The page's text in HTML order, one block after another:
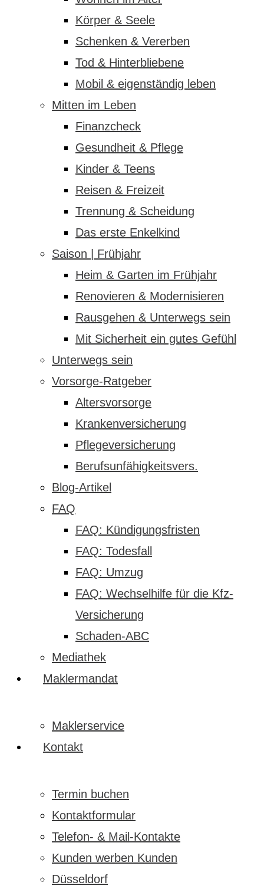
Körper & Seele
Schenken & Vererben
Tod & Hinterbliebene
Mobil & eigenständig leben
Mitten im Leben
Finanzcheck
Gesundheit & Pflege
Kinder & Teens
Reisen & Freizeit
Trennung & Scheidung
Das erste Enkelkind
Saison | Frühjahr
Heim & Garten im Frühjahr
Renovieren & Modernisieren
Rausgehen & Unterwegs sein
Mit Sicherheit ein gutes Gefühl
Unterwegs sein
Vorsorge-Ratgeber
Altersvorsorge
Krankenversicherung
Pflegeversicherung
Berufsunfähigkeitsvers.
Blog-Artikel
FAQ
FAQ: Kündigungsfristen
FAQ: Todesfall
FAQ: Umzug
FAQ: Wechselhilfe für die Kfz-
Versicherung
Schaden-ABC
Mediathek
Maklermandat
Maklerservice
Kontakt
Termin buchen
Kontaktformular
Telefon- & Mail-Kontakte
Kunden werben Kunden
Düsseldorf